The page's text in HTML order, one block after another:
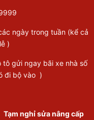
ngày trong tuần (kể cả
)
gửi ngay bãi xe nhà số
đi bộ vào )
Tạm nghỉ sửa nâng cấp